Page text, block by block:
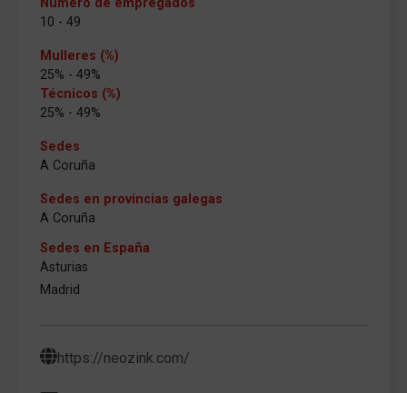
Número de empregados
10 - 49
Mulleres (%)
25% - 49%
Técnicos (%)
25% - 49%
Sedes
A Coruña
Sedes en provincias galegas
A Coruña
Sedes en España
Asturias
Madrid
https://neozink.com/